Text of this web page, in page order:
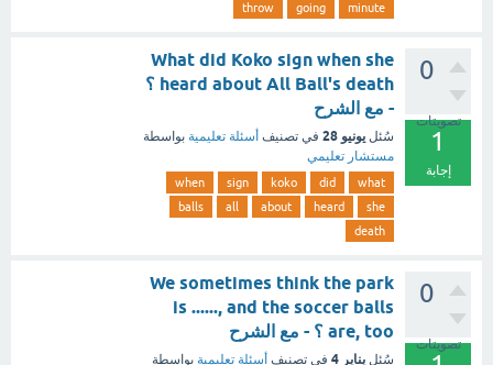
minute
going
throw
0
تصويتات
1
إجابة
What did Koko sign when she
heard about All Ball's death ؟
- مع الشرح
سُئل يونيو 28 في تصنيف أسئلة تعليمية بواسطة
مستشار تعليمي
what
did
koko
sign
when
she
heard
about
all
balls
death
0
تصويتات
We sometimes think the park
is ......, and the soccer balls
are, too ؟ - مع الشرح
سُئل يناير 4 في تصنيف أسئلة تعليمية بواسطة